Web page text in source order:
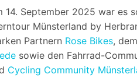
14. September 2025 war es
Münsterland by
Partnern Rose Bikes, dem
sowie den Fahrrad-
Cycling Community